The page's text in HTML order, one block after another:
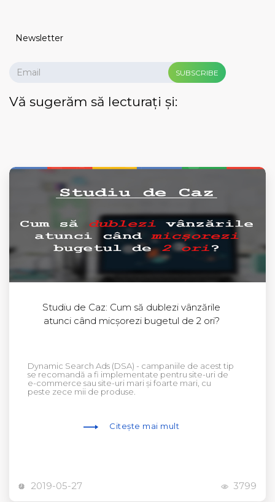
Newsletter
SUBSCRIBE
Vă sugerăm să lecturați și:
Studiu de Caz: Cum să dublezi vânzările
atunci când micșorezi bugetul de 2 ori?
Dynamic Search Ads (DSA) - campaniile de acest tip
se recomandă a fi implementate pentru site-uri de
e-commerce sau site-uri mari și foarte mari, cu
peste zece mii de produse.
Citește mai mult
2019-05-27 3799